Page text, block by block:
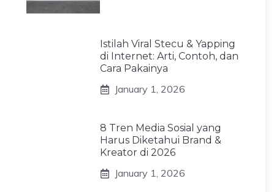
Istilah Viral Stecu & Yapping
di Internet: Arti, Contoh, dan
Cara Pakainya
January 1, 2026
8 Tren Media Sosial yang
Harus Diketahui Brand &
Kreator di 2026
January 1, 2026